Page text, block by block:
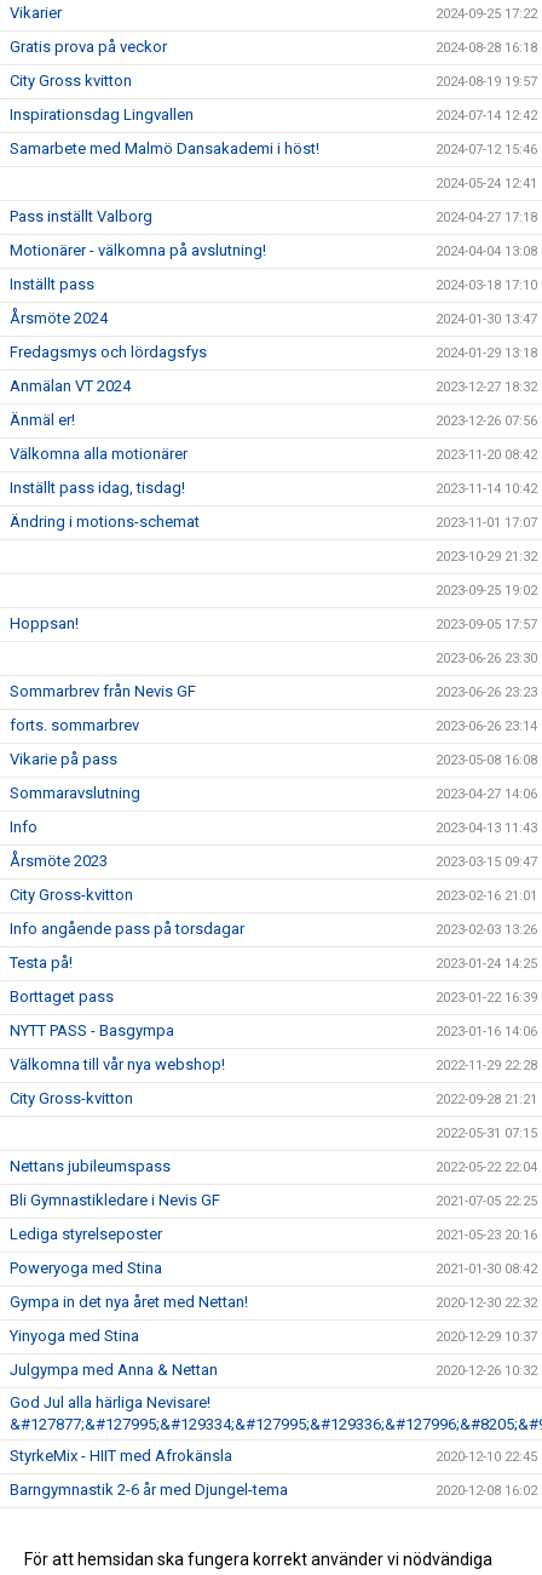
Vikarier 2024-09-25 17:22
Gratis prova på veckor 2024-08-28 16:18
City Gross kvitton 2024-08-19 19:57
Inspirationsdag Lingvallen 2024-07-14 12:42
Samarbete med Malmö Dansakademi i höst! 2024-07-12 15:46
2024-05-24 12:41
Pass inställt Valborg 2024-04-27 17:18
Motionärer - välkomna på avslutning! 2024-04-04 13:08
Inställt pass 2024-03-18 17:10
Årsmöte 2024 2024-01-30 13:47
Fredagsmys och lördagsfys 2024-01-29 13:18
Anmälan VT 2024 2023-12-27 18:32
Änmäl er! 2023-12-26 07:56
Välkomna alla motionärer 2023-11-20 08:42
Inställt pass idag, tisdag! 2023-11-14 10:42
Ändring i motions-schemat 2023-11-01 17:07
2023-10-29 21:32
2023-09-25 19:02
Hoppsan! 2023-09-05 17:57
2023-06-26 23:30
Sommarbrev från Nevis GF 2023-06-26 23:23
forts. sommarbrev 2023-06-26 23:14
Vikarie på pass 2023-05-08 16:08
Sommaravslutning 2023-04-27 14:06
Info 2023-04-13 11:43
Årsmöte 2023 2023-03-15 09:47
City Gross-kvitton 2023-02-16 21:01
Info angående pass på torsdagar 2023-02-03 13:26
Testa på! 2023-01-24 14:25
Borttaget pass 2023-01-22 16:39
NYTT PASS - Basgympa 2023-01-16 14:06
Välkomna till vår nya webshop! 2022-11-29 22:28
City Gross-kvitton 2022-09-28 21:21
2022-05-31 07:15
Nettans jubileumspass 2022-05-22 22:04
Bli Gymnastikledare i Nevis GF 2021-07-05 22:25
Lediga styrelseposter 2021-05-23 20:16
Poweryoga med Stina 2021-01-30 08:42
Gympa in det nya året med Nettan! 2020-12-30 22:32
Yinyoga med Stina 2020-12-29 10:37
Julgympa med Anna & Nettan 2020-12-26 10:32
God Jul alla härliga Nevisare!
StyrkeMix - HIIT med Afrokänsla
2020-12-10 22:45
Barngymnastik 2-6 år med Djungel-tema 2020-12-08 16:02
Anmälan till höstterminen 2020-07-27 21:47
För att hemsidan ska fungera korrekt använder vi nödvändiga